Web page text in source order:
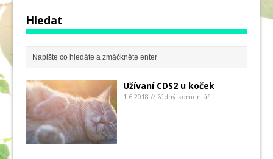
Hledat
Užívaní CDS2 u koček
1.6.2018 // žádný komentář